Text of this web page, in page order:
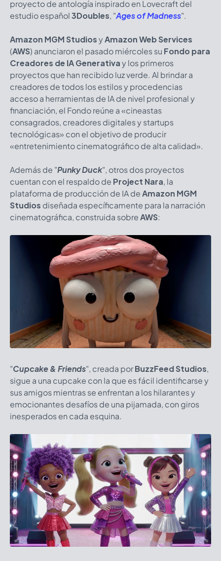
proyecto de antología inspirado en Lovecraft del
estudio español3Doubles, "Ages of Madness".
Amazon MGM StudiosyAmazon Web Services
(AWS) anunciaron el pasado miércoles su Fondo para
Creadores de IA Generativay los primeros
proyectos que han recibido luz verde. Al brindar a
creadores de todos los estilos y procedencias
acceso a herramientas de IA de nivel profesional y
financiación, el Fondo reúne a «cineastas
consagrados, creadores digitales y startups
tecnológicas» con el objetivo de producir
«entretenimiento cinematográfico de alta calidad».
Además de "Punky Duck", otros dos proyectos
cuentan con el respaldo de Project Nara, la
plataforma de producción de IA deAmazon MGM
Studios diseñada específicamente para la narración
cinematográfica, construida sobreAWS:
"Cupcake & Friends", creada porBuzzFeed Studios,
sigue a una cupcake con la que es fácil identificarse y
sus amigos mientras se enfrentan a los hilarantes y
emocionantes desafíos de una pijamada, con giros
inesperados en cada esquina.